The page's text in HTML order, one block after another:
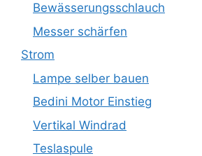
Bewässerungsschlauch
Messer schärfen
Strom
Lampe selber bauen
Bedini Motor Einstieg
Vertikal Windrad
Teslaspule